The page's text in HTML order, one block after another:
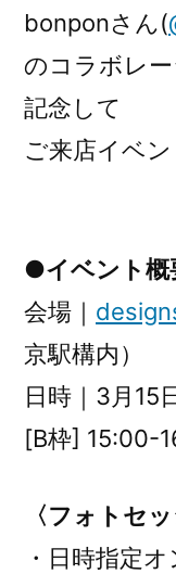
bonponさん(
のコラボレ
記念して
ご来店イベ
●イベント
会場｜
京駅構内）
日時｜3月15
[B枠] 15:00-
〈フォトセ
・日時指定